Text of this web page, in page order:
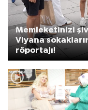
Memleketinizi
Viyana
röportajı!